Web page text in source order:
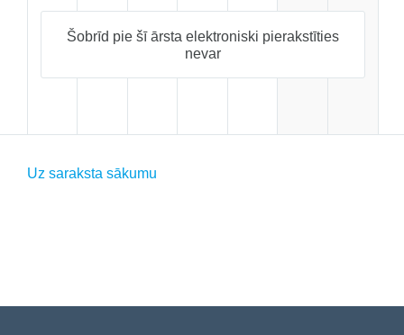
Šobrīd pie šī ārsta elektroniski pierakstīties
nevar
Uz saraksta sākumu